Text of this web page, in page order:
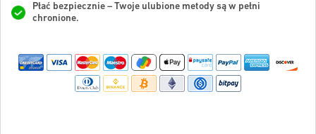
Płać bezpiecznie – Twoje ulubione metody są w pełni
chronione.